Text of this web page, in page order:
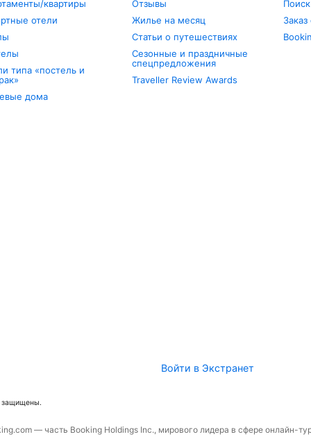
квартиры
отели
типа «постель и
дома
Отзывы
Жилье на месяц
Статьи о путешествиях
Сезонные и праздничные
спецпредложения
Traveller Review Awards
Войти в Экстранет
защищены.
— часть Booking Holdings Inc., мирового лидера в сфере онлайн-